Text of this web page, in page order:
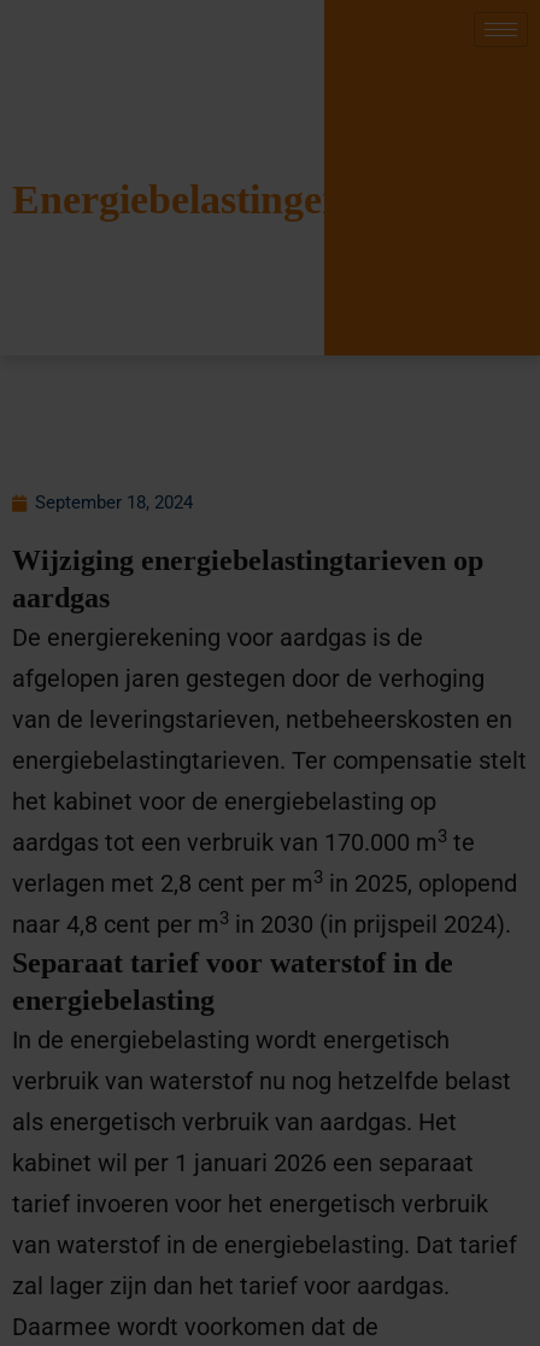
Energiebelastingen
September 18, 2024
Wijziging energiebelastingtarieven op
aardgas
De energierekening voor aardgas is de
afgelopen jaren gestegen door de verhoging
van de leveringstarieven, netbeheerskosten en
energiebelastingtarieven. Ter compensatie stelt
het kabinet voor de energiebelasting op
aardgas tot een verbruik van 170.000 m3 te
verlagen met 2,8 cent per m3 in 2025, oplopend
naar 4,8 cent per m3 in 2030 (in prijspeil 2024).
Separaat tarief voor waterstof in de
energiebelasting
In de energiebelasting wordt energetisch
verbruik van waterstof nu nog hetzelfde belast
als energetisch verbruik van aardgas. Het
kabinet wil per 1 januari 2026 een separaat
tarief invoeren voor het energetisch verbruik
van waterstof in de energiebelasting. Dat tarief
zal lager zijn dan het tarief voor aardgas.
Daarmee wordt voorkomen dat de